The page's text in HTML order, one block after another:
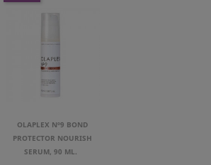
OLAPLEX Nº9 BOND
PROTECTOR NOURISH
SERUM, 90 ML.